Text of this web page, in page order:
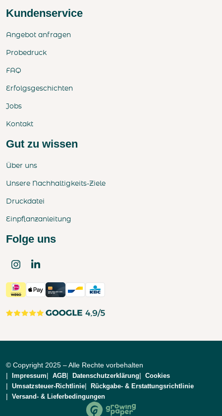
Kundenservice
Angebot anfragen
Probedruck
FAQ
Erfolgsgeschichten
Jobs
Kontakt
Gut zu wissen
Über uns
Unsere Nachhaltigkeits-Ziele
Druckdatei
Einpflanzanleitung
Folge uns
© Copyright 2025 – Alle Rechte vorbehalten
Impressum AGB Datenschutzerklärung
Cookies
Umsatzsteuer-Richtlinie
Rückgabe- & Erstattungsrichtlinie
Versand- & Lieferbedingungen